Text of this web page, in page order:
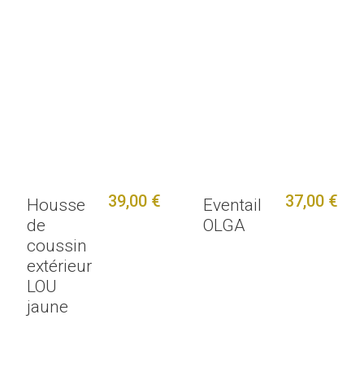
Housse
de
coussin
extérieur
LOU
jaune
39,00 €
Eventail
OLGA
37,00 €